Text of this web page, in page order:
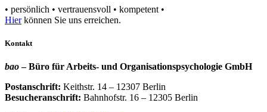
• persönlich • vertrauensvoll • kompetent •
Hierkönnen Sie uns erreichen.
Kontakt
bao– Büro für Arbeits- und Organisationspsychologie GmbH
Postanschrift: Keithstr. 14 – 12307 Berlin
Besucheranschrift: Bahnhofstr. 16 – 12305 Berlin